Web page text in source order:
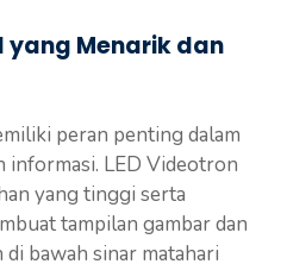
yang Menarik dan
peran penting dalam
informasi. LED Videotron
yang tinggi serta
tampilan gambar dan
bawah sinar matahari